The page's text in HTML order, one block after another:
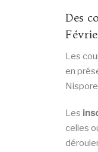
Des
Les
en
Les
celles